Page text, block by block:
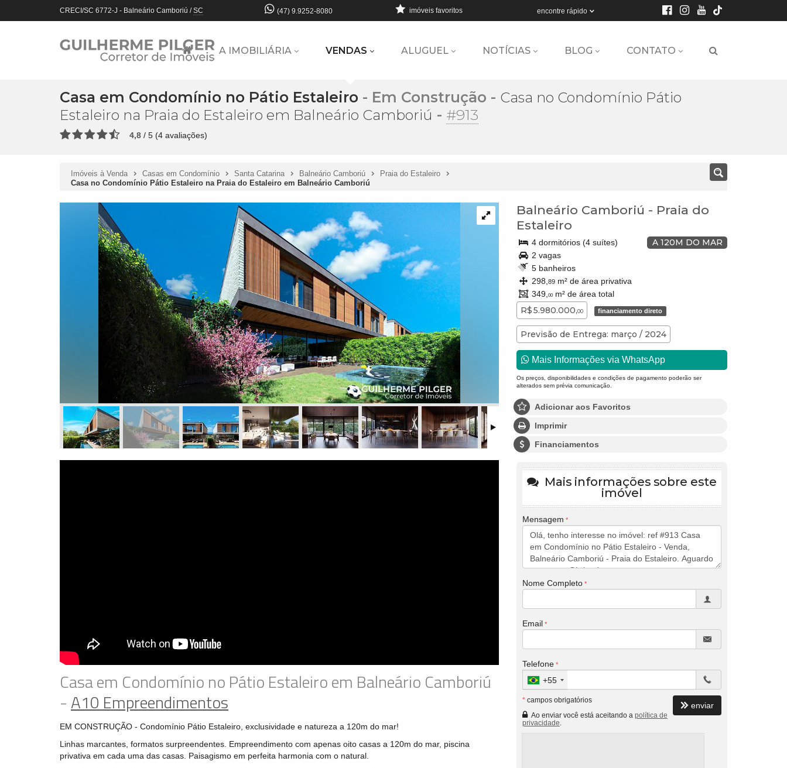
CRECI/SC 6772-J - Balneário Camboriú /SC (47) 9.9252-8080 encontre rápido
imóveis favoritos
A IMOBILIÁRIA VENDAS ALUGUEL NOTÍCIAS BLOG CONTATO
Casa em Condomínio no Pátio Estaleiro - Em Construção - Casa no Condomínio Pátio
Estaleiro na Praia do Estaleiro em Balneário Camboriú - #913
4,8 / 5 (4 avaliações)
Imóveis à Venda Casas em Condomínio Santa Catarina Balneário Camboriú
Praia do Estaleiro
Casa no Condomínio Pátio Estaleiro na Praia do Estaleiro em Balneário Camboriú
Casa em Condomínio no Pátio Estaleiro em Balneário Camboriú
-A10 Empreendimentos
EM CONSTRUÇÃO - Condomínio Pátio Estaleiro, exclusividade e natureza a 120m do mar!
Linhas marcantes, formatos surpreendentes. Empreendimento com apenas oito casas a 120m do mar, piscina
privativa em cada uma das casas. Paisagismo em perfeita harmonia com o natural.
Balneário Camboriú - Praia do
Estaleiro
A 120M DO MAR
4 dormitórios (4 suítes)
2 vagas
5 banheiros
298, 89 m² de área privativa
349, 00m² de área total
R$ 5.980.000,00 financiamento direto
Previsão de Entrega: março / 2024
Mais Informações via WhatsApp
Os preços, disponibilidades e condições de pagamento poderão ser
alterados sem prévia comunicação.
Adicionar aos Favoritos
Imprimir
Financiamentos
Mais informações sobre este
imóvel
Mensagem
Nome Completo
Email
Telefone
+55
* campos obrigatórios
Ao enviar você está aceitando a política de
privacidade.
enviar